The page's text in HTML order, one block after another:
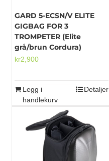
GARD 5-ECSN/V ELITE
GIGBAG FOR 3
TROMPETER (Elite
grå/brun Cordura)
kr2,900
Legg i
handlekurv
Detaljer